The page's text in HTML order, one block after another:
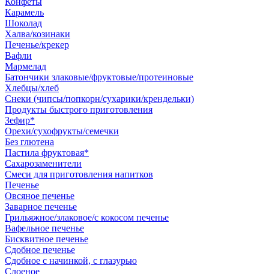
Карамель
Шоколад
Халва/козинаки
Печенье/крекер
Вафли
Мармелад
Батончики злаковые/фруктовые/протеиновые
Хлебцы/хлеб
Снеки (чипсы/попкорн/сухарики/крендельки)
Продукты быстрого приготовления
Зефир*
Орехи/сухофрукты/семечки
Без глютена
Пастила фруктовая*
Сахарозаменители
Смеси для приготовления напитков
Печенье
Овсяное печенье
Заварное печенье
Грильяжное/злаковое/с кокосом печенье
Вафельное печенье
Бисквитное печенье
Сдобное печенье
Сдобное с начинкой, с глазурью
Слоеное